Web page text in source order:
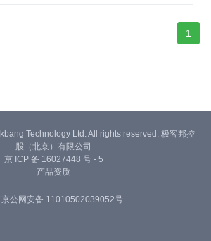
1
Technology Ltd. All rights reserved. 极客邦控
股（北京）有限公司
京 ICP 备 16027448 号 - 5
产品资质
京公网安备 11010502039052号